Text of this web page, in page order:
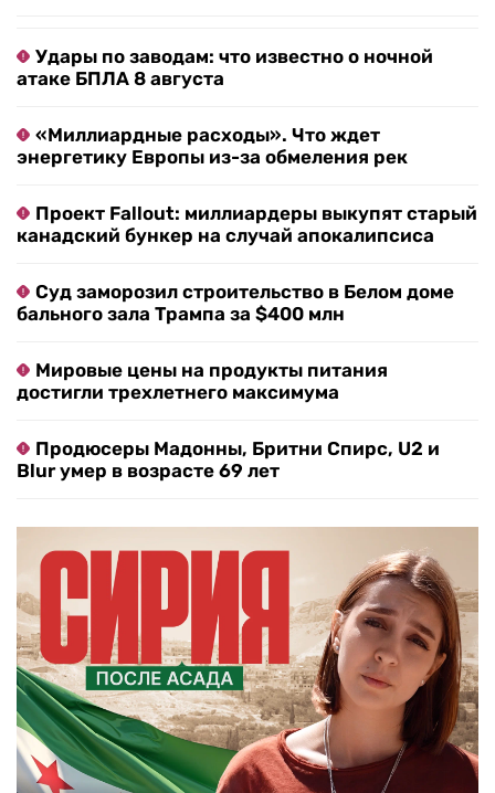
Удары по заводам: что известно о ночной
атаке БПЛА 8 августа
«Миллиардные расходы». Что ждет
энергетику Европы из-за обмеления рек
Проект Fallout: миллиардеры выкупят старый
канадский бункер на случай апокалипсиса
Суд заморозил строительство в Белом доме
бального зала Трампа за $400 млн
Мировые цены на продукты питания
достигли трехлетнего максимума
Продюсеры Мадонны, Бритни Спирс, U2 и
Blur умер в возрасте 69 лет